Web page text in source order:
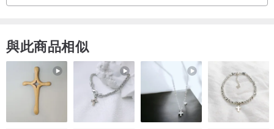
與此商品相似